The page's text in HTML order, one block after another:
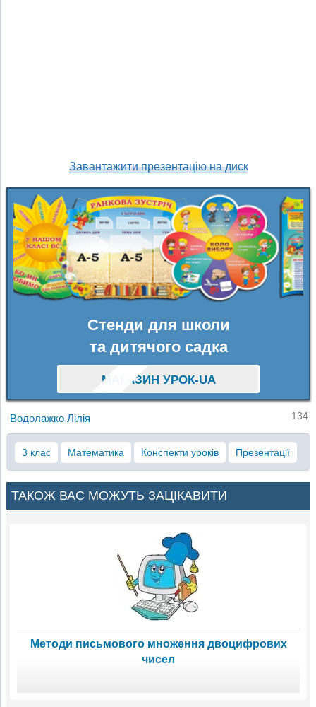
Завантажити презентацію на диск
Стенди для школи
та дитячого садка
МАГАЗИН УРОК-UA
Водолажко Лілія 134
3 клас Математика Конспекти уроків Презентації
ТАКОЖ ВАС МОЖУТЬ ЗАЦІКАВИТИ
Методи письмового множення двоцифрових
чисел